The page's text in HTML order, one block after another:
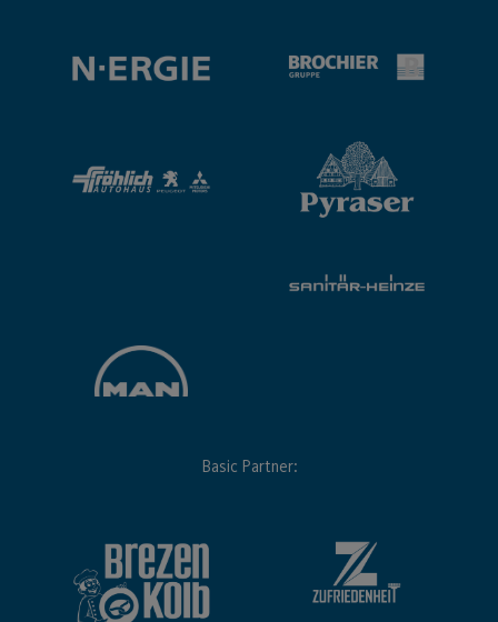
Basic Partner: